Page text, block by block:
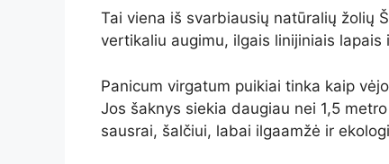
Tai viena iš svarbiausių natūralių žolių
vertikaliu augimu, ilgais linijiniais
Panicum virgatum puikiai tinka kaip
Jos šaknys siekia daugiau nei 1,5
sausrai, šalčiui, labai ilgaamžė ir